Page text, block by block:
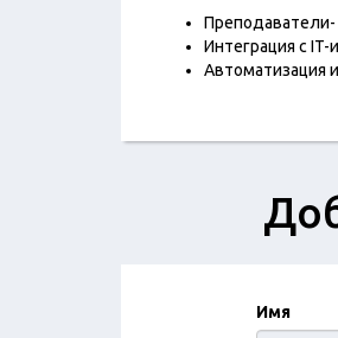
Интеграция с IT-
Автоматизация
Имя